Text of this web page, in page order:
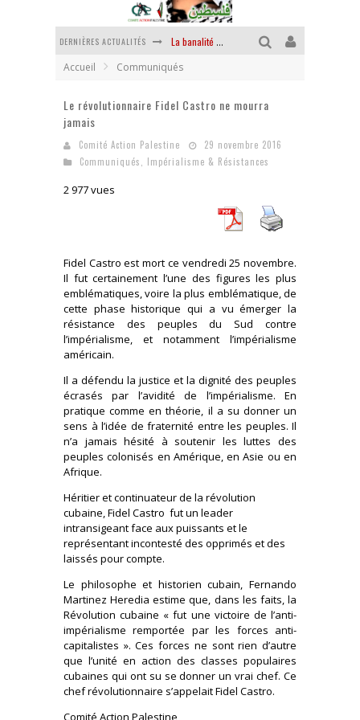
DERNIÈRES ACTUALITÉS La banalité du mal colonial
Chantage terroriste
Des accords de paix sans le peuple et contre le peuple
Accueil Communiqués
Le révolutionnaire Fidel Castro ne mourra
jamais
Comité Action Palestine
29 novembre 2016
Communiqués
Impérialisme & Résistances
2 977 vues
Fidel Castro est mort ce vendredi 25 novembre.
Il fut certainement l’une des figures les plus
emblématiques, voire la plus emblématique, de
cette phase historique qui a vu émerger la
résistance des peuples du Sud contre
l’impérialisme, et notamment l’impérialisme
américain.
Il a défendu la justice et la dignité des peuples
écrasés par l’avidité de l’impérialisme. En
pratique comme en théorie, il a su donner un
sens à l’idée de fraternité entre les peuples. Il
n’a jamais hésité à soutenir les luttes des
peuples colonisés en Amérique, en Asie ou en
Afrique.
Héritier et continuateur de la révolution
cubaine, Fidel Castro fut un leader
intransigeant face aux puissants et le
représentant incontesté des opprimés et des
laissés pour compte.
Le philosophe et historien cubain, Fernando
Martinez Heredia estime que, dans les faits, la
Révolution cubaine « fut une victoire de l’anti-
impérialisme remportée par les forces anti-
capitalistes ». Ces forces ne sont rien d’autre
que l’unité en action des classes populaires
cubaines qui ont su se donner un vrai chef. Ce
chef révolutionnaire s’appelait Fidel Castro.
Comité Action Palestine